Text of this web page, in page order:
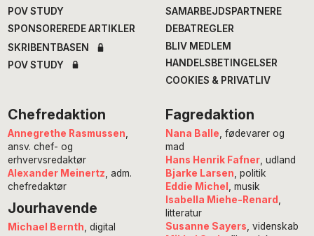
POV STUDY
SPONSOREREDE ARTIKLER
SKRIBENTBASEN
POV STUDY
SAMARBEJDSPARTNERE
DEBATREGLER
BLIV MEDLEM
HANDELSBETINGELSER
COOKIES & PRIVATLIV
Chefredaktion
Annegrethe Rasmussen
ansv. chef- og
erhvervsredaktør
Alexander Meinertz , adm.
chefredaktør
Jourhavende
Michael Bernth , digital
Fagredaktion
Nana Balle , fødevarer og
mad
Hans Henrik Fafner, udland
Bjarke Larsen , politik
Eddie Michel
, musik
Isabella Miehe-Renard
litteratur
Susanne Sayers , videnskab